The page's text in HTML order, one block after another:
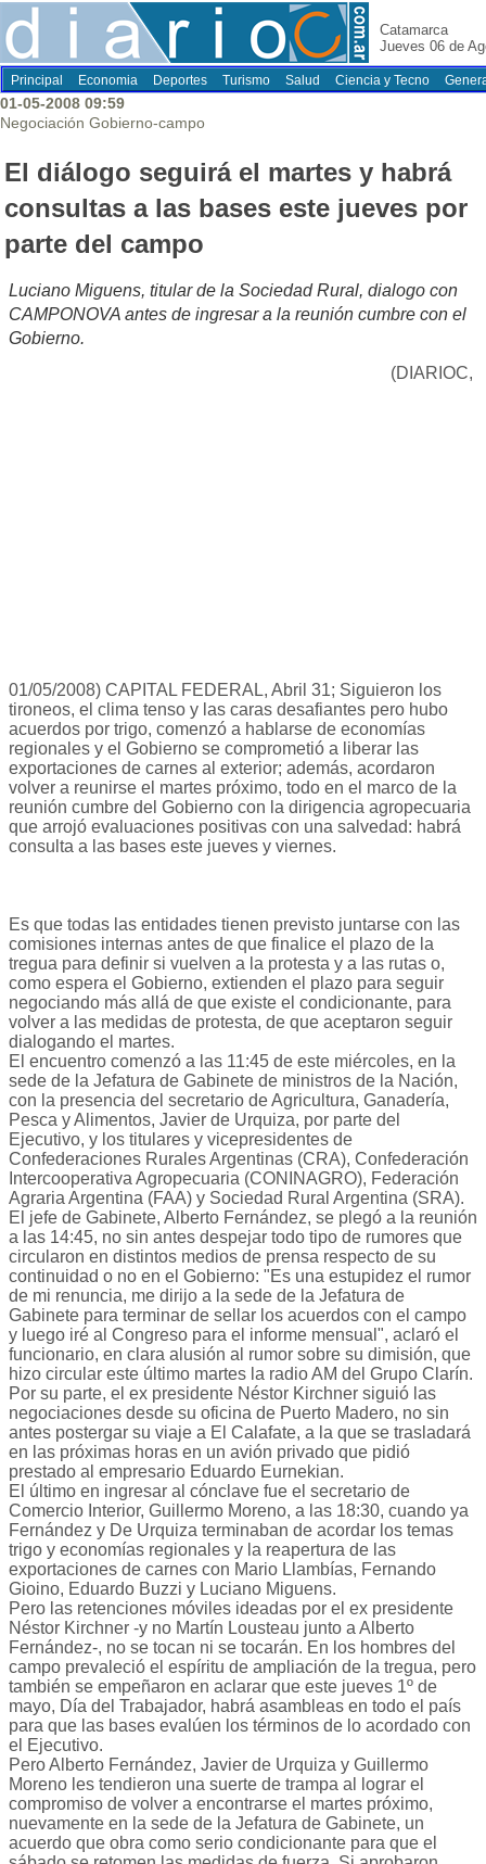
Catamarca
Jueves 06 de
Principal Economia Deportes Turismo Salud Ciencia y Tecno
01-05-2008 09:59
Negociación Gobierno-campo
El diálogo seguirá el martes y habrá
consultas a las bases este jueves por
parte del campo
Luciano Miguens, titular de la Sociedad Rural, dialogo con
CAMPONOVA antes de ingresar a la reunión cumbre con el
Gobierno.
(DIARIOC,
01/05/2008) CAPITAL FEDERAL, Abril 31; Siguieron los
tironeos, el clima tenso y las caras desafiantes pero hubo
acuerdos por trigo, comenzó a hablarse de economías
regionales y el Gobierno se comprometió a liberar las
exportaciones de carnes al exterior; además, acordaron
volver a reunirse el martes próximo, todo en el marco de la
reunión cumbre del Gobierno con la dirigencia agropecuaria
que arrojó evaluaciones positivas con una salvedad: habrá
consulta a las bases este jueves y viernes.
Es que todas las entidades tienen previsto juntarse con las
comisiones internas antes de que finalice el plazo de la
tregua para definir si vuelven a la protesta y a las rutas o,
como espera el Gobierno, extienden el plazo para seguir
negociando más allá de que existe el condicionante, para
volver a las medidas de protesta, de que aceptaron seguir
dialogando el martes.
El encuentro comenzó a las 11:45 de este miércoles, en la
sede de la Jefatura de Gabinete de ministros de la Nación,
con la presencia del secretario de Agricultura, Ganadería,
Pesca y Alimentos, Javier de Urquiza, por parte del
Ejecutivo, y los titulares y vicepresidentes de
Confederaciones Rurales Argentinas (CRA), Confederación
Intercooperativa Agropecuaria (CONINAGRO), Federación
Agraria Argentina (FAA) y Sociedad Rural Argentina (SRA).
El jefe de Gabinete, Alberto Fernández, se plegó a la reunión
a las 14:45, no sin antes despejar todo tipo de rumores que
circularon en distintos medios de prensa respecto de su
continuidad o no en el Gobierno: "Es una estupidez el rumor
de mi renuncia, me dirijo a la sede de la Jefatura de
Gabinete para terminar de sellar los acuerdos con el campo
y luego iré al Congreso para el informe mensual", aclaró el
funcionario, en clara alusión al rumor sobre su dimisión, que
hizo circular este último martes la radio AM del Grupo Clarín.
Por su parte, el ex presidente Néstor Kirchner siguió las
negociaciones desde su oficina de Puerto Madero, no sin
antes postergar su viaje a El Calafate, a la que se trasladará
en las próximas horas en un avión privado que pidió
prestado al empresario Eduardo Eurnekian.
El último en ingresar al cónclave fue el secretario de
Comercio Interior, Guillermo Moreno, a las 18:30, cuando ya
Fernández y De Urquiza terminaban de acordar los temas
trigo y economías regionales y la reapertura de las
exportaciones de carnes con Mario Llambías, Fernando
Gioino, Eduardo Buzzi y Luciano Miguens.
Pero las retenciones móviles ideadas por el ex presidente
Néstor Kirchner -y no Martín Lousteau junto a Alberto
Fernández-, no se tocan ni se tocarán. En los hombres del
campo prevaleció el espíritu de ampliación de la tregua, pero
también se empeñaron en aclarar que este jueves 1º de
mayo, Día del Trabajador, habrá asambleas en todo el país
para que las bases evalúen los términos de lo acordado con
el Ejecutivo.
Pero Alberto Fernández, Javier de Urquiza y Guillermo
Moreno les tendieron una suerte de trampa al lograr el
compromiso de volver a encontrarse el martes próximo,
nuevamente en la sede de la Jefatura de Gabinete, un
acuerdo que obra como serio condicionante para que el